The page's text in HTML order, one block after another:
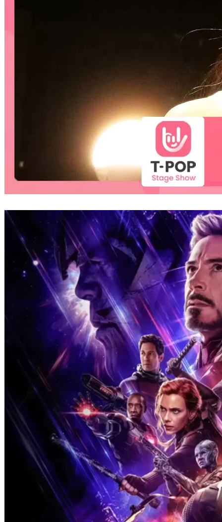
從20世紀末紅到21世紀的電影配樂家Alan
Silvestri 與《復仇者聯盟》
2010 年 11 月 16 日